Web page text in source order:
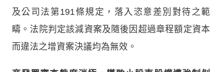
及公司法第191條規定，落入恣意差別對待之範
疇。法院判定該減資案及隨後因超過章程額定資本
而違法之增資案決議均為無效。